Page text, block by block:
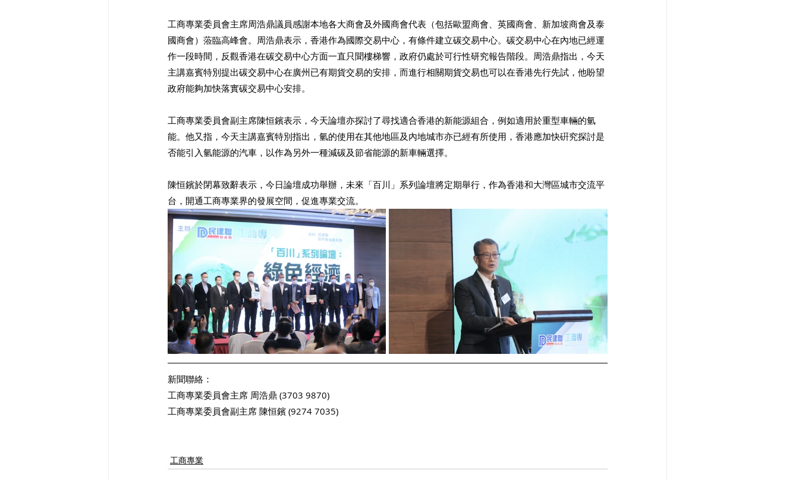
工商專業委員會主席周浩鼎議員感謝本地各大商會及外國商會代表（包括歐盟商會、英國商會、新加坡商會及泰
國商會）蒞臨高峰會。周浩鼎表示，香港作為國際交易中心，有條件建立碳交易中心。碳交易中心在內地已經運
作一段時間，反觀香港在碳交易中心方面一直只聞樓梯響，政府仍處於可行性研究報告階段。周浩鼎指出，今天
主講嘉賓特別提出碳交易中心在廣州已有期貨交易的安排，而進行相關期貨交易也可以在香港先行先試，他盼望
政府能夠加快落實碳交易中心安排。
工商專業委員會副主席陳恒鑌表示，今天論壇亦探討了尋找適合香港的新能源組合，例如適用於重型車輛的氫
能。他又指，今天主講嘉賓特別指出，氫的使用在其他地區及內地城市亦已經有所使用，香港應加快硏究探討是
否能引入氫能源的汽車，以作為另外一種減碳及節省能源的新車輛選擇。
陳恒鑌於閉幕致辭表示，今日論壇成功舉辦，未來「百川」系列論壇將定期舉行，作為香港和大灣區城市交流平
台，開通工商專業界的發展空間，促進專業交流。
新聞聯絡：
工商專業委員會主席 周浩鼎 (3703 9870)
工商專業委員會副主席 陳恒鑌 (9274 7035)
工商專業